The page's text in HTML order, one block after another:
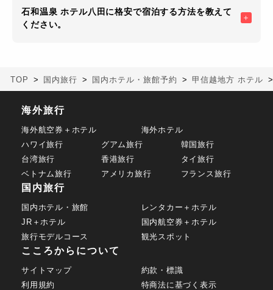
石和温泉 ホテル八田に格安で宿泊する方法を教えて
ください。
TOP 国内旅行 国内ホテル・旅館予約 甲信越地方 ホテル
海外旅行
海外航空券＋ホテル
海外ホテル
ハワイ旅行
グアム旅行
韓国旅行
台湾旅行
香港旅行
タイ旅行
ベトナム旅行
アメリカ旅行 フランス旅行
国内旅行
国内ホテル・旅館
レンタカー＋ホテル
JR＋ホテル
国内航空券＋ホテル
旅行モデルコース
観光スポット
こころからについて
サイトマップ
約款・標識
利用規約
特商法に基づく表示